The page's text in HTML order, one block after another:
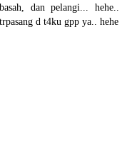
dan pelangi... hehe..
d t4ku gpp ya.. hehe